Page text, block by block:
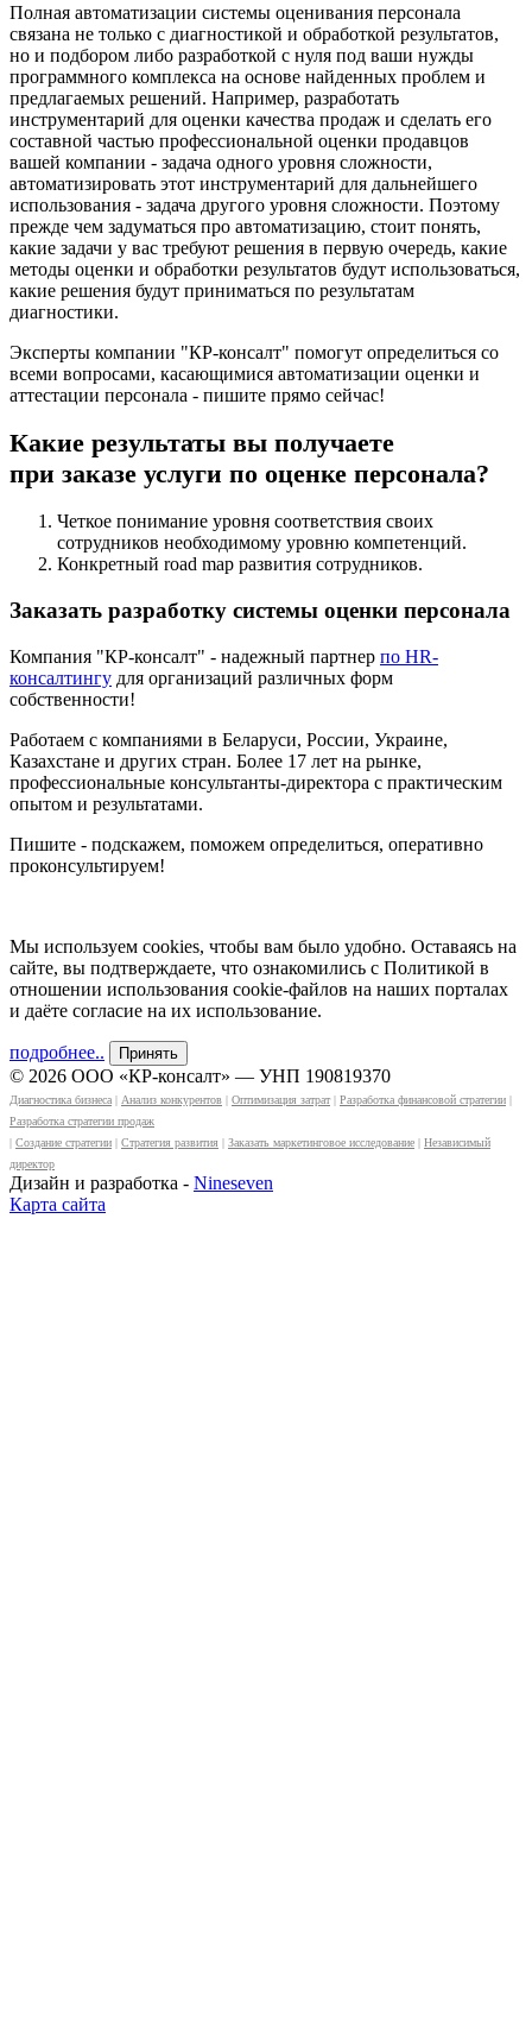
Полная автоматизации системы оценивания персонала
связана не только с диагностикой и обработкой результатов,
но и подбором либо разработкой с нуля под ваши нужды
программного комплекса на основе найденных проблем и
предлагаемых решений. Например, разработать
инструментарий для оценки качества продаж и сделать его
составной частью профессиональной оценки продавцов
вашей компании - задача одного уровня сложности,
автоматизировать этот инструментарий для дальнейшего
использования - задача другого уровня сложности. Поэтому
прежде чем задуматься про автоматизацию, стоит понять,
какие задачи у вас требуют решения в первую очередь, какие
методы оценки и обработки результатов будут использоваться,
какие решения будут приниматься по результатам
диагностики.
Эксперты компании "КР-консалт" помогут определиться со
всеми вопросами, касающимися автоматизации оценки и
аттестации персонала - пишите прямо сейчас!
Какие результаты вы получаете
при заказе услуги по оценке персонала?
Четкое понимание уровня соответствия своих
сотрудников необходимому уровню компетенций.
Конкретный road map развития сотрудников.
Заказать разработку системы оценки персонала
Компания "КР-консалт" - надежный партнер по HR-
консалтингу для организаций различных форм
собственности!
Работаем с компаниями в Беларуси, России, Украине,
Казахстане и других стран. Более 17 лет на рынке,
профессиональные консультанты-директора с практическим
опытом и результатами.
Пишите - подскажем, поможем определиться, оперативно
проконсультируем!
Мы используем cookies, чтобы вам было удобно. Оставаясь на
сайте, вы подтверждаете, что ознакомились с Политикой в
отношении использования cookie-файлов на наших порталах
и даёте согласие на их использование.
подробнее.. Принять
© 2026 ООО «КР-консалт» — УНП 190819370
Диагностика бизнеса | Анализ конкурентов | Оптимизация затрат| Разработка финансовой стратегии |
Разработка стратегии продаж
| Создание стратегии | Cтратегия развития | Заказать маркетинговое исследование | Независимый
директор
Дизайн и разработка - Nineseven
Карта сайта